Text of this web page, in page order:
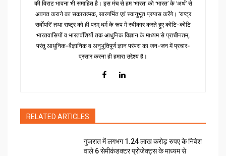
की विराट भावना भी समाहित है। इस मंच से हम ‘भारत’ को ‘भारत’ के ‘अर्थ’ से
अवगत कराने का सकारात्मक, सारगर्भित एवं स्वानुभूत प्रयास करेंगे। ‘राष्ट्र
सर्वोपरि’ तथा राष्ट्र को ही परम् धर्म के रूप में स्वीकार करते हुए कोटि-कोटि
भारतवासियों व भारतवंशियों तक आधुनिक विज्ञान के माध्यम से प्राचीनतम्,
परंतु आधुनिक-वैज्ञानिक व अनुभूतिपूर्ण ज्ञान परंपरा का जन-जन में प्रचार-
प्रसार करना ही हमारा उद्देश्य है।
RELATED ARTICLES
गुजरात में लगभग 1.24 लाख करोड़ रुपए के निवेश
वाले 6 सेमीकंडक्टर प्रोजेक्ट्स के माध्यम से